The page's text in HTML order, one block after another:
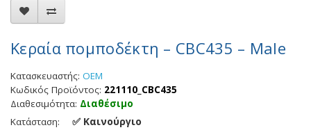
Κεραία πομποδέκτη – CBC435 – Male
Κατασκευαστής: OEM
Κωδικός Προϊόντος: 221110_CBC435
Διαθεσιμότητα: Διαθέσιμο
Κατάσταση:
✅ Καινούργιο